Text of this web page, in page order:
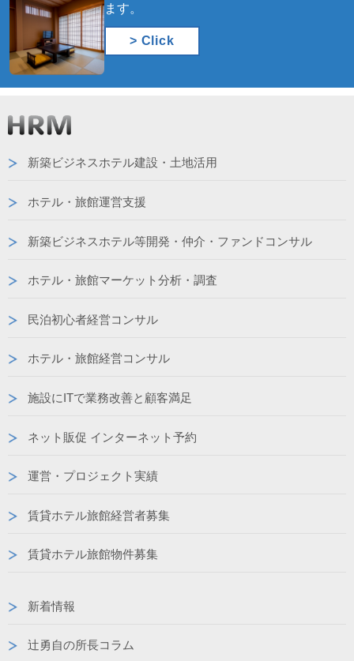
ます。
> Click
新築ビジネスホテル建設・土地活用
ホテル・旅館運営支援
新築ビジネスホテル等開発・仲介・ファンドコンサル
ホテル・旅館マーケット分析・調査
民泊初心者経営コンサル
ホテル・旅館経営コンサル
施設にITで業務改善と顧客満足
ネット販促 インターネット予約
運営・プロジェクト実績
賃貸ホテル旅館経営者募集
賃貸ホテル旅館物件募集
新着情報
辻勇自の所長コラム